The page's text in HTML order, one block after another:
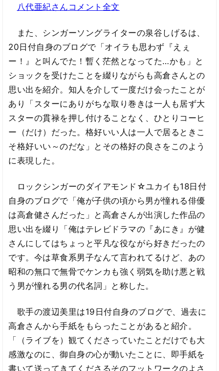
八代亜紀さんコメント全文
また、シンガーソングライターの泉谷しげるは、
20日付自身のブログで「オイラも思わず『えぇ
ー！』と叫んでた！暫く茫然となってた…かも」と
ショックを受けたことを綴りながらも高倉さんとの
思い出を紹介。知人を介して一度だけ会ったことが
あり「スターにありがちな取り巻きは一人も居ず大
スターの貫禄を押し付けることなく、ひとりコーヒ
ー（だけ）だった。格好いい人は一人で居るときこ
そ格好いい～のだな」とその格好の良さをこのよう
に表現した。
ロックシンガーのダイアモンド☆ユカイも18日付
自身のブログで「俺が子供の頃から男が憧れる俳優
は高倉健さんだった」と高倉さんが出演した作品の
思い出を綴り「俺はテレビドラマの『あにき』が健
さんにしてはちょっと平凡な役ながら好きだったの
です。今は草食系男子なんて言われてるけど、あの
昭和の無口で無骨でケンカも強く弱気を助け悪と戦
う男が憧れる男の代名詞」と称した。
歌手の渡辺美里は19日付自身のブログで、過去に
高倉さんから手紙をもらったことがあると紹介。
「（ライブを）観てくださっていたことだけでも大
感激なのに、御自身の心が動いたことに、即手紙を
書いて送ってきてくださるそのフットワークのよさ